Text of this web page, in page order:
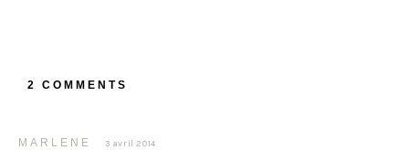
2 COMMENTS
MARLENE 3 avril 2014